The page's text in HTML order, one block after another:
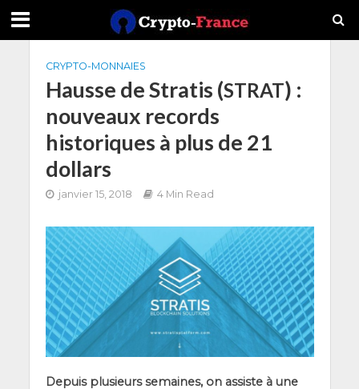
CRYPTO-MONNAIES
Hausse de Stratis (STRAT) :
nouveaux records
historiques à plus de 21
dollars
janvier 15, 2018 4 Min Read
Depuis plu­sieurs semaines, on assiste à une